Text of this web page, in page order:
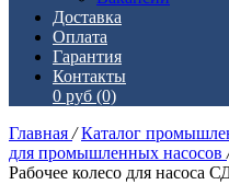
Доставка
Оплата
Гарантия
Контакты
0 руб (0)
Главная / Каталог
для промышленных насосов
Рабочее колесо для насоса